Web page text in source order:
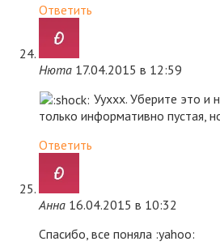
Ответить
Нюта 17.04.2015 в 12:59
Ууххх. Уберите это и
только информативно пустая,
Ответить
Анна 16.04.2015 в 10:32
Спасибо, все поняла :yahoo: